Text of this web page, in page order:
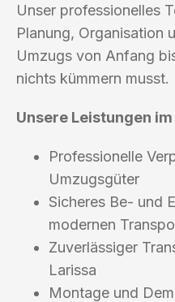
Unser professionelles
Planung, Organisation
Umzugs von Anfang
nichts kümmern musst.
Unsere Leistungen
Professionelle
Umzugsgüter
Sicheres Be- und
modernen
Zuverlässiger
Larissa
Montage und